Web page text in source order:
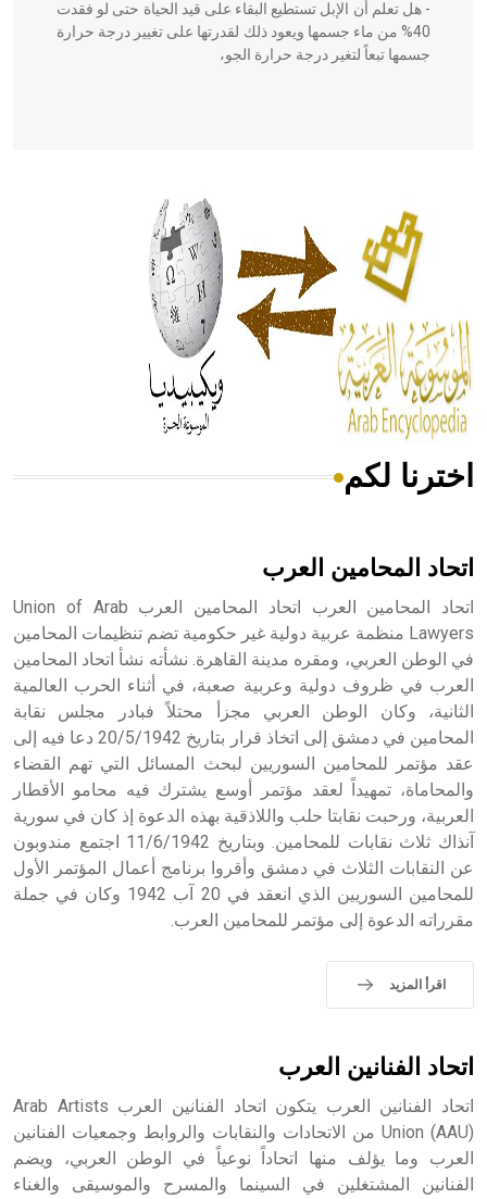
- هل تعلم أن الإبل تستطيع البقاء على قيد الحياة حتى لو فقدت
40% من ماء جسمها ويعود ذلك لقدرتها على تغيير درجة حرارة
جسمها تبعاً لتغير درجة حرارة الجو،
الحكم، الأدلة، تنظيم التغذية، ورسالته في جروح الرأس. ويعود
له الفضل بأنه حرر الطب من الدين والفلسفة.
- هل تعلم أن المرجان إفراز حيواني يتكون في البحر ويتركب
من مادة كربونات الكلسيوم، وهو أحمر أو شديد الحمرة وهو
أجود أنواعه، ويمتاز بكبر الحجم ويسمى الش
هل تعلم أن الأبسيد كلمة فرنسية اللفظ تم اعتمادها مصطلحاً
- هل تعلم أن أبجر Abgar اسم معروف جيداً يعود إلى عدد من
الملوك الذين حكموا مدينة إديسا (الرها) من أبجر الأول وحتى
التاسع، وهم ينتسبون إلى أسرة أوسروين
- هل تعلم أن الأبجدية الكنعانية تتألف من /22/ علامة كتابية
sign تكتب منفصلة غير متصلة، وتعتمد المبدأ الأكوروفوني،
حيث تقتصر القيمة الصوتية للعلامة الك
اخترنا لكم
اتحاد المحامين العرب
اتحاد المحامين العرب اتحاد المحامين العرب Union of Arab
Lawyers منظمة عربية دولية غير حكومية تضم تنظيمات المحامين
في الوطن العربي، ومقره مدينة القاهرة. نشأته نشأ اتحاد المحامين
العرب في ظروف دولية وعربية صعبة، في أثناء الحرب العالمية
الثانية، وكان الوطن العربي مجزأ محتلاً فبادر مجلس نقابة
المحامين في دمشق إلى اتخاذ قرار بتاريخ 20/5/1942 دعا فيه إلى
عقد مؤتمر للمحامين السوريين لبحث المسائل التي تهم القضاء
والمحاماة، تمهيداً لعقد مؤتمر أوسع يشترك فيه محامو الأقطار
العربية، ورحبت نقابتا حلب واللاذقية بهذه الدعوة إذ كان في سورية
آنذاك ثلاث نقابات للمحامين. وبتاريخ 11/6/1942 اجتمع مندوبون
عن النقابات الثلاث في دمشق وأقروا برنامج أعمال المؤتمر الأول
للمحامين السوريين الذي انعقد في 20 آب 1942 وكان في جملة
مقرراته الدعوة إلى مؤتمر للمحامين العرب.
اقرأ المزيد
اتحاد الفنانين العرب
اتحاد الفنانين العرب يتكون اتحاد الفنانين العرب Arab Artists
Union (AAU) من الاتحادات والنقابات والروابط وجمعيات الفنانين
العرب وما يؤلف منها اتحاداً نوعياً في الوطن العربي، ويضم
الفنانين المشتغلين في السينما والمسرح والموسيقى والغناء